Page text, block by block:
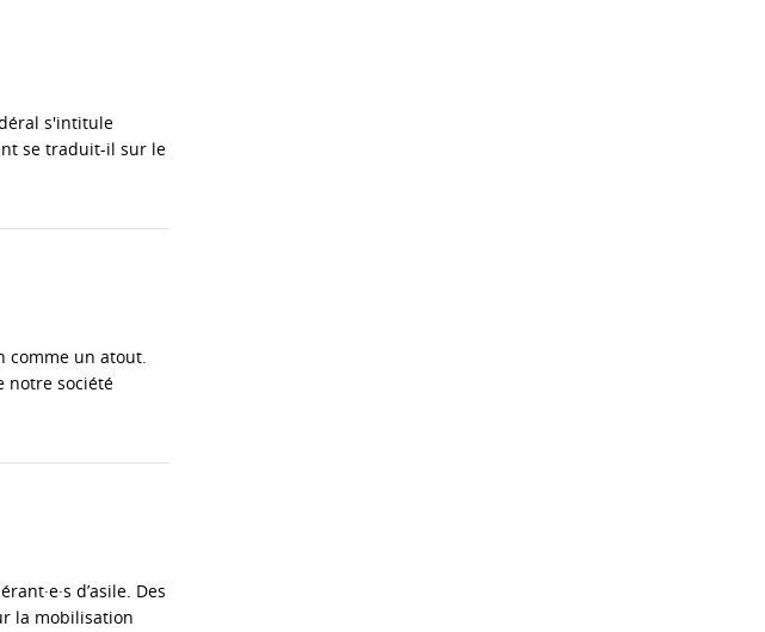
s'intitule
se traduit-il sur le
comme un atout.
notre société
d’asile. Des
la mobilisation